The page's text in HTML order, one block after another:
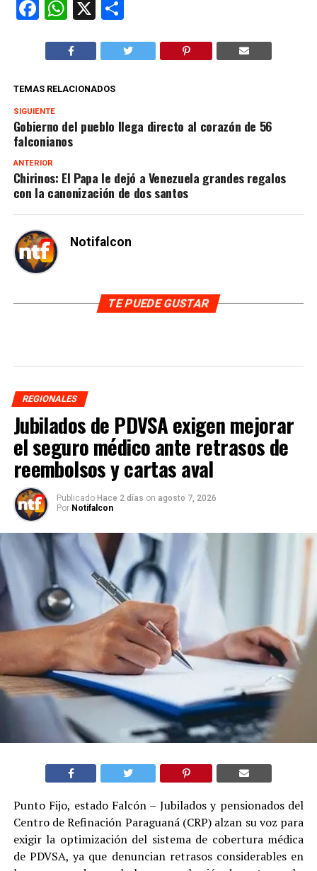
Facebook
WhatsApp
X Compartir
TEMAS RELACIONADOS
SIGUIENTE
Gobierno del pueblo llega directo al corazón de 56
falconianos
ANTERIOR
Chirinos: El Papa le dejó a Venezuela grandes regalos
con la canonización de dos santos
Notifalcon
TE PUEDE GUSTAR
REGIONALES
Jubilados de PDVSA exigen mejorar
el seguro médico ante retrasos de
reembolsos y cartas aval
Publicado Hace 2 días on agosto 7, 2026
Por Notifalcon
Punto Fijo, estado Falcón – Jubilados y pensionados del
Centro de Refinación Paraguaná (CRP) alzan su voz para
exigir la optimización del sistema de cobertura médica
de PDVSA, ya que denuncian retrasos considerables en